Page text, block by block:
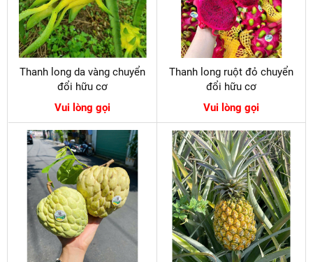
Thanh long da vàng chuyển
đổi hữu cơ
Vui lòng gọi
Thanh long ruột đỏ chuyển
đổi hữu cơ
Vui lòng gọi